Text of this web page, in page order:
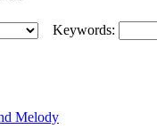
Keywords:
Melody